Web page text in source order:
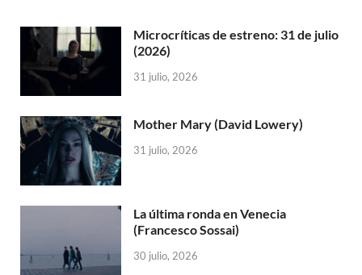
Microcríticas de estreno: 31 de julio
(2026)
31 julio, 2026
Mother Mary (David Lowery)
31 julio, 2026
La última ronda en Venecia
(Francesco Sossai)
30 julio, 2026